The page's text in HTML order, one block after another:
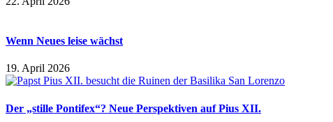
Wenn Neues leise wächst
19. April 2026
Der „stille Pontifex“? Neue Perspektiven auf Pius XII.